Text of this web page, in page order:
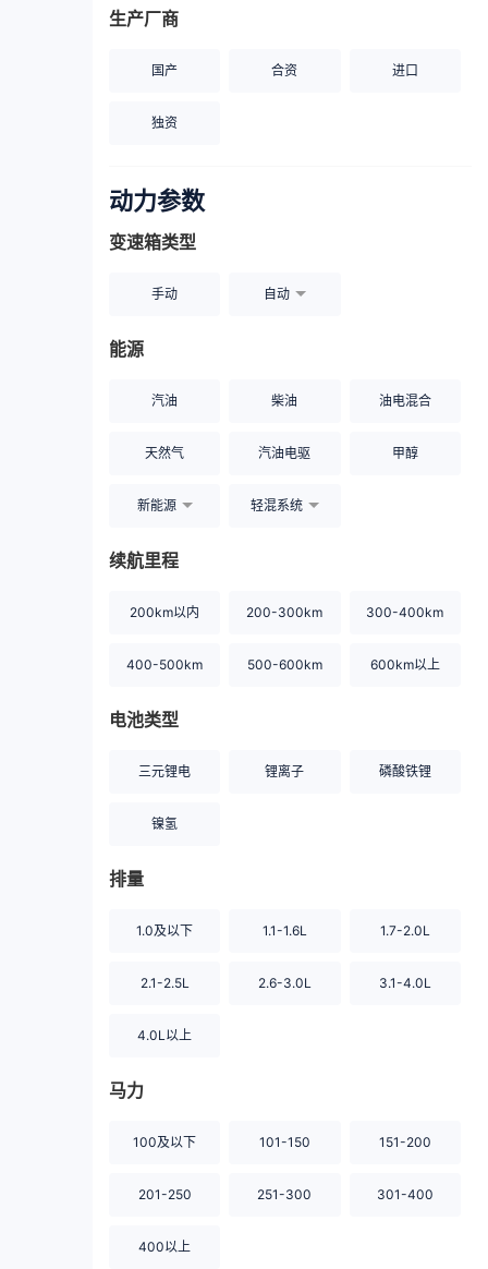
生产厂商
国产 合资 进口
独资
动力参数
变速箱类型
手动 自动
能源
汽油 柴油 油电混合
天然气 汽油电驱 甲醇
新能源 轻混系统
续航里程
200km以内 200-300km 300-400km
400-500km 500-600km 600km以上
电池类型
三元锂电 锂离子 磷酸铁锂
镍氢
排量
1.0及以下 1.1-1.6L 1.7-2.0L
2.1-2.5L 2.6-3.0L 3.1-4.0L
4.0L以上
马力
100及以下 101-150 151-200
201-250 251-300 301-400
400以上